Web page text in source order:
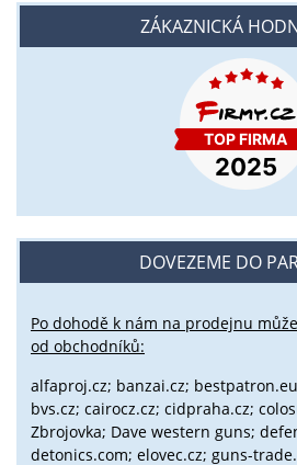
ZÁKAZNICKÁ
DOVEZEME DO
Po dohodě k nám na prodejnu
od obchodníků:
alfaproj.cz; banzai.cz;
bvs.cz; cairocz.cz; cidpraha.cz;
Zbrojovka; Dave western guns;
detonics.com; elovec.cz; guns-